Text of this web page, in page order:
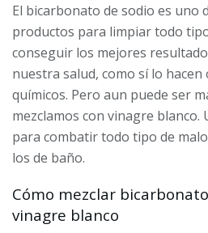
El bicarbonato de sodio es uno
productos para limpiar todo
conseguir los mejores
nuestra salud, como sí lo
químicos. Pero aun puede ser
mezclamos con vinagre blanco.
para combatir todo tipo de
los de baño.
Cómo mezclar
vinagre blanco